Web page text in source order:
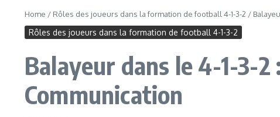
Home / Rôles des joueurs dans la formation de football 4-1-3-2 /
Rôles des joueurs dans la formation de football 4-1-3-2
Balayeur dans le 4-1-3-
Communication